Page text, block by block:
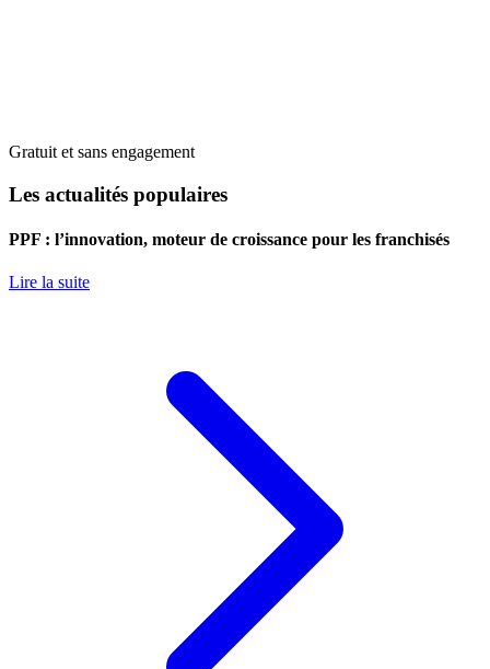
Gratuit et sans engagement
Les actualités populaires
PPF : l’innovation, moteur de croissance pour les franchisés
Lire la suite